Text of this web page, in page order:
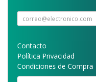
Contacto
Política Privacidad
Condiciones de Compra